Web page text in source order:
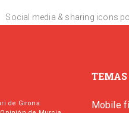
Social media & sharing icons
de Girona
Mobile